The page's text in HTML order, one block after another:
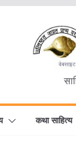
कथा साहित्य